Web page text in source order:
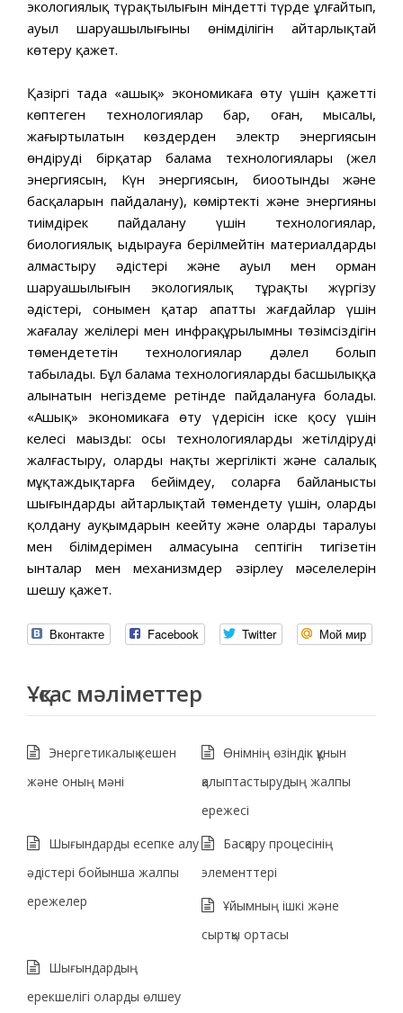
экологиялық түрақтылығын міндетті түрде ұлғайтып,
ауыл шаруашылығының өнімділігін айтарлықтай
көтеру қажет.
Қазіргі таңда «ашық» экономикаға өту үшін қажетті
көптеген технологиялар бар, оған, мысалы,
жаңғыртылатын көздерден электр энергиясын
өндірудің бірқатар балама технологиялары (жел
энергиясын, Күн энергиясын, биоотынды және
басқаларын пайдалану), көміртекті және энергияны
тиімдірек пайдалану үшін технологиялар,
биологиялық ыдырауға берілмейтін материалдарды
алмастыру әдістері және ауыл мен орман
шаруашылығын экологиялық тұрақты жүргізу
әдістері, сонымен қатар апатты жағдайлар үшін
жағалау желілері мен инфрақұрылымның төзімсіздігін
төмендететін технологиялар дәлел болып
табылады. Бұл балама технологияларды басшылыққа
алынатын негіздеме ретінде пайдалануға болады.
«Ашық» экономикаға өту үдерісін іске қосу үшін
келесі маңызды: осы технологияларды жетілдіруді
жалғастыру, оларды нақты жергілікті және салалық
мұқтаждықтарға бейімдеу, соларға байланысты
шығындарды айтарлықтай төмендету үшін, оларды
қолдану ауқымдарын кеңейту және олардың таралуы
мен білімдерімен алмасуына септігін тигізетін
ынталар мен механизмдер әзірлеу мәселелерін
шешу қажет.
Вконтакте Facebook Twitter Мой мир
Ұқсас мәліметтер
Энергетикалық кешен
және оның мәні
Өнімнің өзіндік құнын
қалыптастырудың жалпы
ережесі
Шығындарды есепке алу
әдістері бойынша жалпы
ережелер
Басқару процесінің
элементтері
Ұйымның ішкі және
сыртқы ортасы
Шығындардың
ерекшелігі оларды өлшеу